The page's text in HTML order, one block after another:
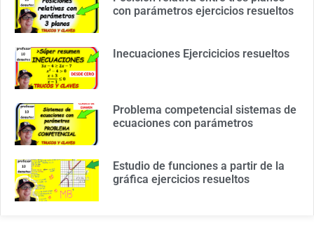
con parámetros ejercicios resueltos
Inecuaciones Ejercicicios resueltos
Problema competencial sistemas de
ecuaciones con parámetros
Estudio de funciones a partir de la
gráfica ejercicios resueltos